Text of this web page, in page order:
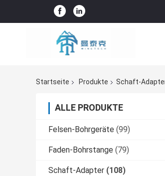
Startseite Produkte Schaft-
ALLE PRODUKTE
Felsen-Bohrgeräte (99)
Faden-Bohrstange (79)
Schaft-Adapter (108)